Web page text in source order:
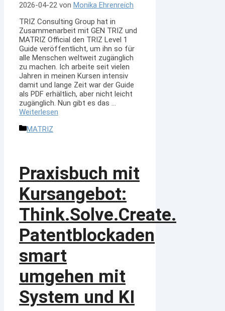
2026-04-22 von Monika Ehrenreich
TRIZ Consulting Group hat in
Zusammenarbeit mit GEN TRIZ und
MATRIZ Official den TRIZ Level 1
Guide veröffentlicht, um ihn so für
alle Menschen weltweit zugänglich
zu machen. Ich arbeite seit vielen
Jahren in meinen Kursen intensiv
damit und lange Zeit war der Guide
als PDF erhältlich, aber nicht leicht
zugänglich. Nun gibt es das …
Weiterlesen
Kategorien
MATRIZ
Praxisbuch mit
Kursangebot:
Think.Solve.Create.
Patentblockaden
smart
umgehen mit
System und KI